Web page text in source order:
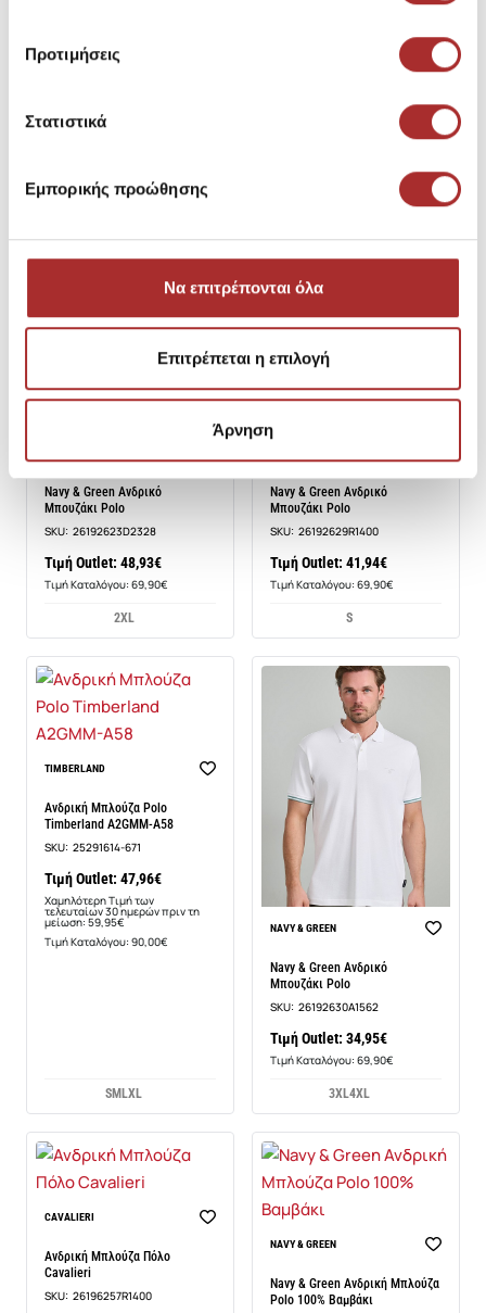
Προτιμήσεις
Στατιστικά
Εμπορικής προώθησης
Να επιτρέπονται όλα
Επιτρέπεται η επιλογή
Άρνηση
Τιμή Outlet: 48,93€
Τιμή Καταλόγου: 69,90€
Navy & Green Ανδρικό
Μπουζάκι Polo
SKU: 26192623D2328
Τιμή Outlet: 48,93€
Τιμή Καταλόγου: 69,90€
2XL
Navy & Green Ανδρικό
Μπουζάκι Polo
SKU: 26192629R1400
Τιμή Outlet: 41,94€
Τιμή Καταλόγου: 69,90€
S
-20%
TIMBERLAND
Ανδρική Μπλούζα Polo
Timberland A2GMM-A58
SKU: 25291614-671
Τιμή Outlet: 47,96€
Χαμηλότερη Τιμή των
τελευταίων 30 ημερών πριν τη
μείωση: 59,95€
Τιμή Καταλόγου: 90,00€
SMLXL
NAVY & GREEN
Navy & Green Ανδρικό
Μπουζάκι Polo
SKU: 26192630A1562
Τιμή Outlet: 34,95€
Τιμή Καταλόγου: 69,90€
3XL4XL
-14%
CAVALIERI
Ανδρική Μπλούζα Πόλο
Cavalieri
SKU: 26196257R1400
NAVY & GREEN
Navy & Green Ανδρική Μπλούζα
Polo 100% Βαμβάκι